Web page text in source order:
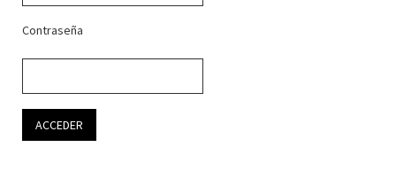
Contraseña